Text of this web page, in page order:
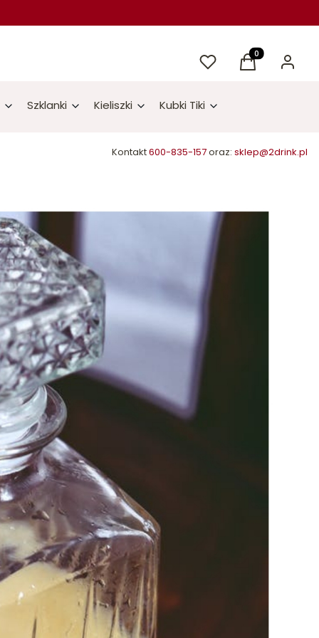
UlubioneProdukty w
Koszyk Zaloguj
Szklanki Kieliszki Kubki Tiki
Kontakt600-835-157oraz: sklep@2drink.pl